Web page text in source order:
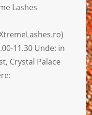
Lashes
11.30 Unde: in
Crystal Palace